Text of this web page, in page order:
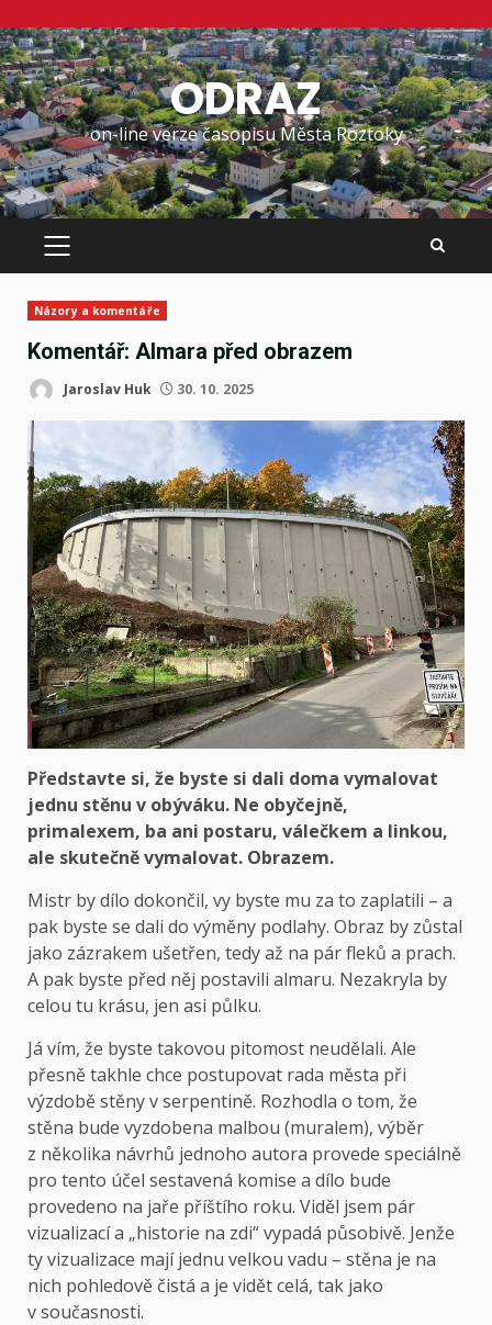
Skip
to
content
ODRAZ
on-line verze časopisu Města Roztoky
PRIMARY
Názory a komentáře
Komentář: Almara před obrazem
Jaroslav Huk 30. 10. 2025
Představte si, že byste si dali doma vymalovat
jednu stěnu v obýváku. Ne obyčejně,
primalexem, ba ani postaru, válečkem a linkou,
ale skutečně vymalovat. Obrazem.
Mistr by dílo dokončil, vy byste mu za to zaplatili – a
pak byste se dali do výměny podlahy. Obraz by zůstal
jako zázrakem ušetřen, tedy až na pár fleků a prach.
A pak byste před něj postavili almaru. Nezakryla by
celou tu krásu, jen asi půlku.
Já vím, že byste takovou pitomost neudělali. Ale
přesně takhle chce postupovat rada města při
výzdobě stěny v serpentině. Rozhodla o tom, že
stěna bude vyzdobena malbou (muralem), výběr
z několika návrhů jednoho autora provede speciálně
pro tento účel sestavená komise a dílo bude
provedeno na jaře příštího roku. Viděl jsem pár
vizualizací a „historie na zdi“ vypadá působivě. Jenže
ty vizualizace mají jednu velkou vadu – stěna je na
nich pohledově čistá a je vidět celá, tak jako
v současnosti.